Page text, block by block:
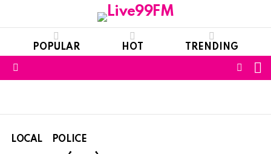
POPULAR HOT TRENDING
LOCAL POLICE